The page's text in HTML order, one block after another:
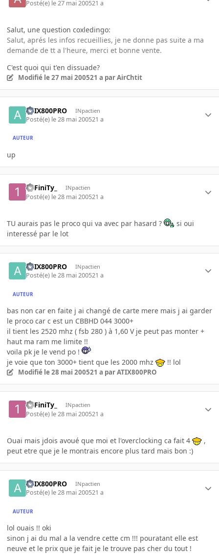
Posté(e) le 27 mai 200521 a
Salut, une question coxledingo:
Salut, aprés les infos recueillies, je ne donne pas suite a ma
demande de tt a l'heure, merci et bonne vente.
C'est quoi qui t'en dissuade?
Modifié le 27 mai 200521 a par AirChtit
ATIX800PRO INpactien
Posté(e) le 28 mai 200521 a
AUTEUR
up
1nFiniTy_ INpactien
Posté(e) le 28 mai 200521 a
TU aurais pas le proco qui va avec par hasard ?
si oui
interessé par le lot
ATIX800PRO INpactien
Posté(e) le 28 mai 200521 a
AUTEUR
bas non car en faite j ai changé de carte mere mais j ai garder
le proco car c est un CBBHD 044 3000+
il tient les 2520 mhz ( fsb 280 ) à 1,60 V je peut pas monter +
haut ma ram me limite !!
voila pk je le vend po !
je voie que ton 3000+ tient que les 2000 mhz
!! lol
Modifié le 28 mai 200521 a par ATIX800PRO
1nFiniTy_ INpactien
Posté(e) le 28 mai 200521 a
Ouai mais jdois avoué que moi et l'overclocking ca fait 4
,
peut etre que je le montrais encore plus tard mais bon :)
ATIX800PRO INpactien
Posté(e) le 28 mai 200521 a
AUTEUR
lol ouais !! oki
sinon j ai du mal a la vendre cette cm !!! pouratant elle est
neuve et le prix que je fait je le trouve pas cher du tout !